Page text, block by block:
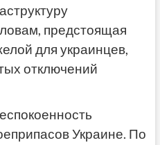
предстоящая
для украинцев,
отключений
Украине. По